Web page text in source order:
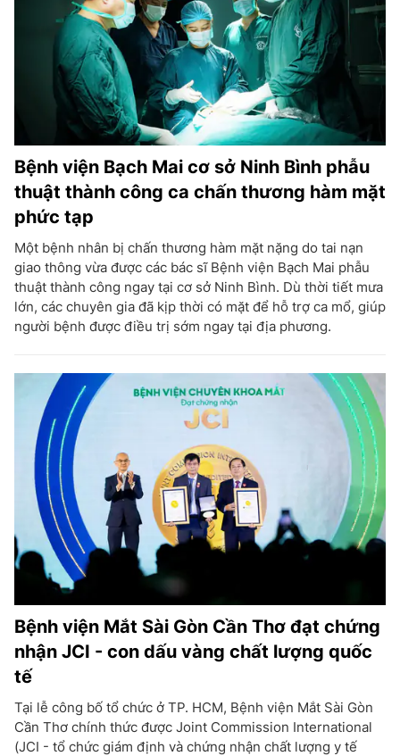
Bệnh viện Bạch Mai cơ sở Ninh Bình phẫu
thuật thành công ca chấn thương hàm mặt
phức tạp
Một bệnh nhân bị chấn thương hàm mặt nặng do tai nạn
giao thông vừa được các bác sĩ Bệnh viện Bạch Mai phẫu
thuật thành công ngay tại cơ sở Ninh Bình. Dù thời tiết mưa
lớn, các chuyên gia đã kịp thời có mặt để hỗ trợ ca mổ, giúp
người bệnh được điều trị sớm ngay tại địa phương.
Bệnh viện Mắt Sài Gòn Cần Thơ đạt chứng
nhận JCI - con dấu vàng chất lượng quốc
tế
Tại lễ công bố tổ chức ở TP. HCM, Bệnh viện Mắt Sài Gòn
Cần Thơ chính thức được Joint Commission International
(JCI - tổ chức giám định và chứng nhận chất lượng y tế